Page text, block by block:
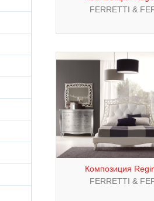
FERRETTI &
Композиция
FERRETTI &